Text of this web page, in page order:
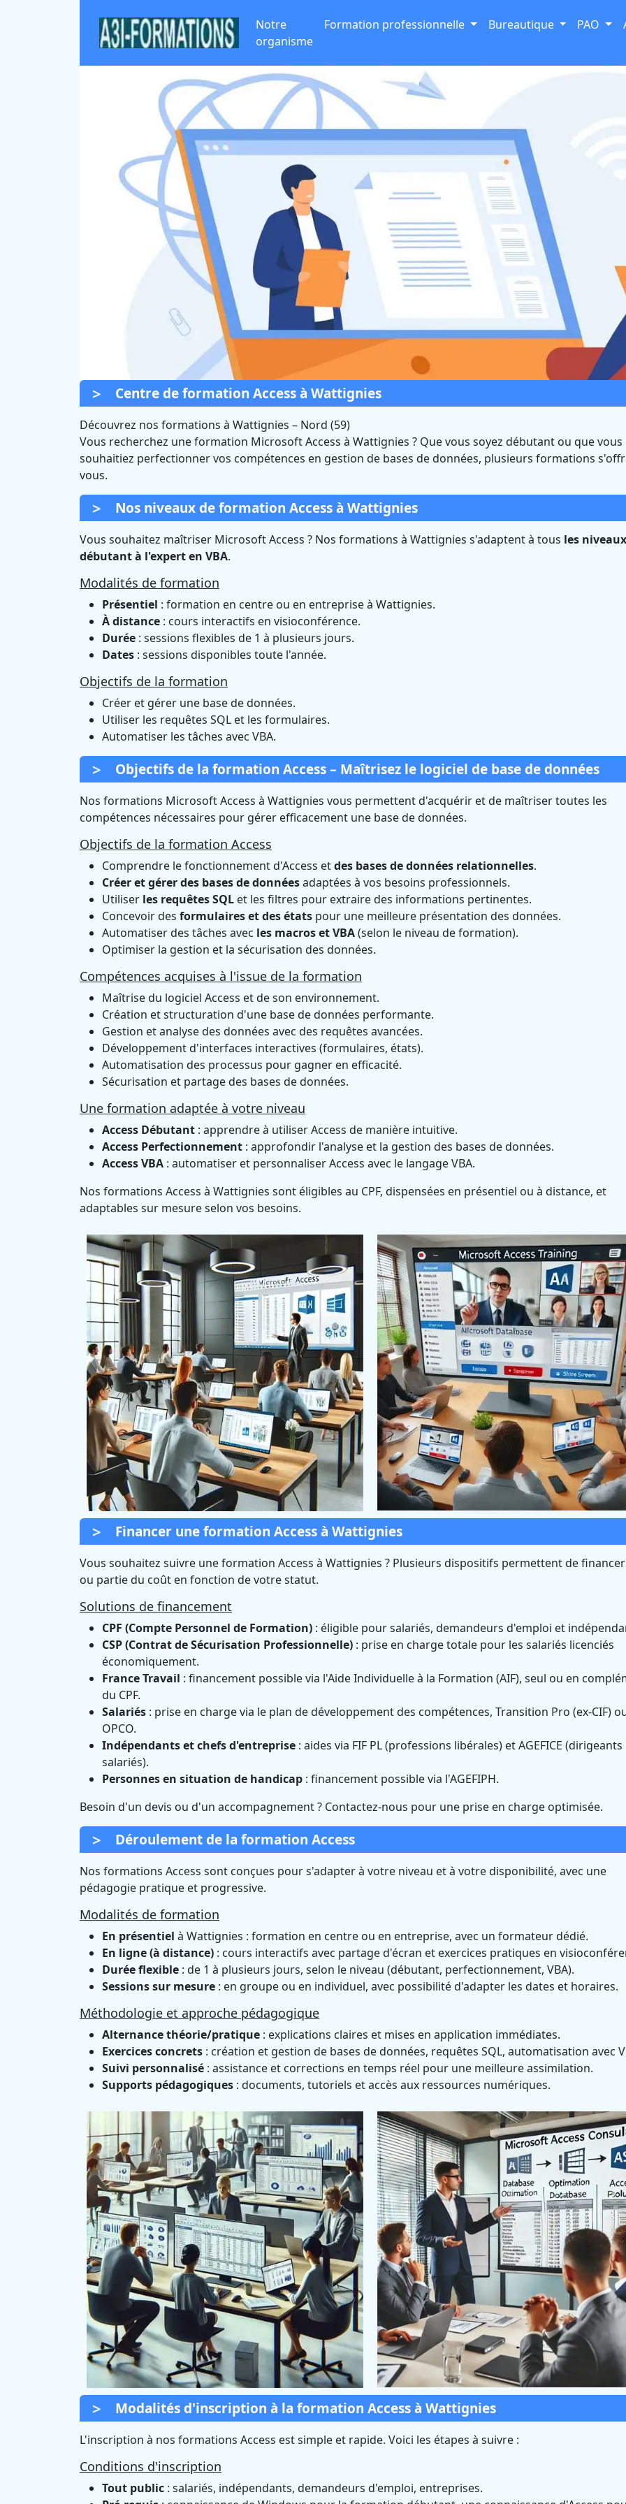
Notre
organisme
Formation professionnelle Bureautique PAO
Formation Access à Wattignies
Certifié Qualiopi et éligible CPF
Centre de formation Access à Wattignies
Découvrez nos formations à Wattignies – Nord (59)
Vous recherchez une formation Microsoft Access à Wattignies ? Que vous soyez débutant ou que vous
souhaitiez perfectionner vos compétences en gestion de bases de données, plusieurs formations
vous.
Nos niveaux de formation Access à Wattignies
Vous souhaitez maîtriser Microsoft Access ? Nos formations à Wattignies s'adaptent à tous les
débutant à l'expert en VBA.
Modalités de formation
Présentiel : formation en centre ou en entreprise à Wattignies.
À distance : cours interactifs en visioconférence.
Durée : sessions flexibles de 1 à plusieurs jours.
Dates : sessions disponibles toute l'année.
Objectifs de la formation
Créer et gérer une base de données.
Utiliser les requêtes SQL et les formulaires.
Automatiser les tâches avec VBA.
Objectifs de la formation Access – Maîtrisez le logiciel de base de données
Nos formations Microsoft Access à Wattignies vous permettent d'acquérir et de maîtriser toutes les
compétences nécessaires pour gérer efficacement une base de données.
Objectifs de la formation Access
Comprendre le fonctionnement d'Access etdes bases de données relationnelles.
Créer et gérer des bases de donnéesadaptées à vos besoins professionnels.
Utiliser les requêtes SQL et les filtres pour extraire des informations pertinentes.
Concevoir des formulaires et des états pour une meilleure présentation des données.
Automatiser des tâches avec les macros et VBA(selon le niveau de formation).
Optimiser la gestion et la sécurisation des données.
Compétences acquises à l'issue de la formation
Maîtrise du logiciel Access et de son environnement.
Création et structuration d'une base de données performante.
Gestion et analyse des données avec des requêtes avancées.
Développement d'interfaces interactives (formulaires, états).
Automatisation des processus pour gagner en efficacité.
Sécurisation et partage des bases de données.
Une formation adaptée à votre niveau
Access Débutant : apprendre à utiliser Access de manière intuitive.
Access Perfectionnement : approfondir l'analyse et la gestion des bases de données.
Access VBA : automatiser et personnaliser Access avec le langage VBA.
Nos formations Access à Wattignies sont éligibles au CPF, dispensées en présentiel ou à distance, et
adaptables sur mesure selon vos besoins.
Financer une formation Access à Wattignies
Vous souhaitez suivre une formation Access à Wattignies ? Plusieurs dispositifs permettent de
ou partie du coût en fonction de votre statut.
Solutions de financement
CPF (Compte Personnel de Formation) : éligible pour salariés, demandeurs d'emploi et
CSP (Contrat de Sécurisation Professionnelle) : prise en charge totale pour les salariés licenciés
économiquement.
France Travail : financement possible via l'Aide Individuelle à la Formation (AIF), seul ou en
du CPF.
Salariés : prise en charge via le plan de développement des compétences, Transition Pro (ex-CIF)
OPCO.
Indépendants et chefs d'entreprise : aides via FIF PL (professions libérales) et AGEFICE
salariés).
Personnes en situation de handicap : financement possible via l'AGEFIPH.
Besoin d'un devis ou d'un accompagnement ? Contactez-nous pour une prise en charge optimisée.
Déroulement de la formation Access
Nos formations Access sont conçues pour s'adapter à votre niveau et à votre disponibilité, avec une
pédagogie pratique et progressive.
Modalités de formation
En présentiel à Wattignies : formation en centre ou en entreprise, avec un formateur dédié.
En ligne (à distance) : cours interactifs avec partage d'écran et exercices pratiques en
Durée flexible : de 1 à plusieurs jours, selon le niveau (débutant, perfectionnement, VBA).
Sessions sur mesure : en groupe ou en individuel, avec possibilité d'adapter les dates et horaires.
Méthodologie et approche pédagogique
Alternance théorie/pratique : explications claires et mises en application immédiates.
Exercices concrets : création et gestion de bases de données, requêtes SQL, automatisation avec
Suivi personnalisé : assistance et corrections en temps réel pour une meilleure assimilation.
Supports pédagogiques : documents, tutoriels et accès aux ressources numériques.
Modalités d'inscription à la formation Access à Wattignies
L'inscription à nos formations Access est simple et rapide. Voici les étapes à suivre :
Conditions d'inscription
Tout public : salariés, indépendants, demandeurs d'emploi, entreprises.